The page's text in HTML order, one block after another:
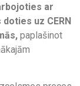
ar
uz CERN
paplašinot